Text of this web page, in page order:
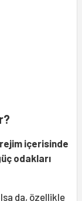
içerisinde
odakları
da, özellikle